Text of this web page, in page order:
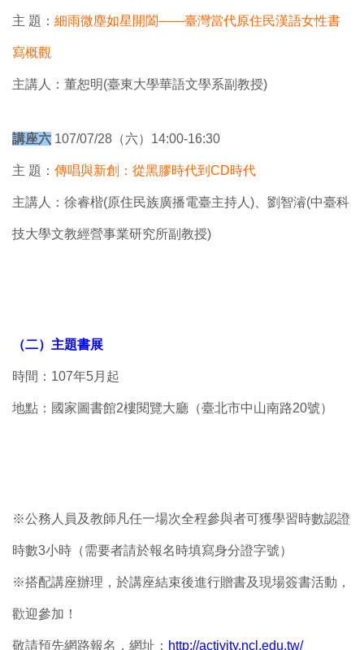
主 題： 細雨微塵如星開闔——臺灣當代原住民漢語女性書
寫概觀
主講人：董恕明(臺東大學華語文學系副教授)
講座六 107/07/28（六）14:00-16:30
主 題： 傳唱與新創：從黑膠時代到CD時代
主講人：徐睿楷(原住民族廣播電臺主持人)、劉智濬(中臺科
技大學文教經營事業研究所副教授)
（二）主題書展
時間：107年5月起
地點：國家圖書館2樓閱覽大廳（臺北市中山南路20號）
※公務人員及教師凡任一場次全程參與者可獲學習時數認證
時數3小時（需要者請於報名時填寫身分證字號）
※搭配講座辦理，於講座結束後進行贈書及現場簽書活動，
歡迎參加！
敬請預先網路報名，網址： http://activity.ncl.edu.tw/